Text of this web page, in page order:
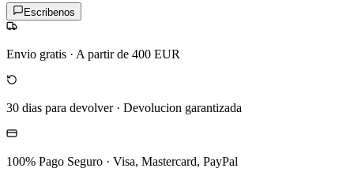
Escribenos
Envio gratis · A partir de 400 EUR
30 dias para devolver· Devolucion garantizada
100% Pago Seguro · Visa, Mastercard, PayPal